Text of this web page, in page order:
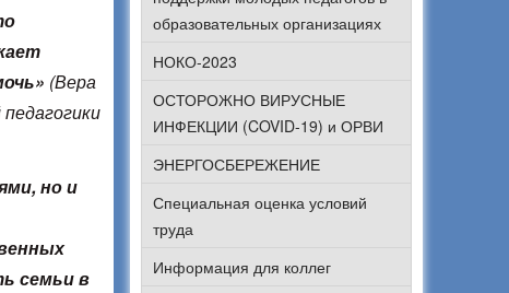
(Вера
но и
семьи в
образовательных организациях
НОКО-2023
ОСТОРОЖНО ВИРУСНЫЕ
ИНФЕКЦИИ (COVID-19) и ОРВИ
ЭНЕРГОСБЕРЕЖЕНИЕ
Специальная оценка условий
труда
Информация для коллег